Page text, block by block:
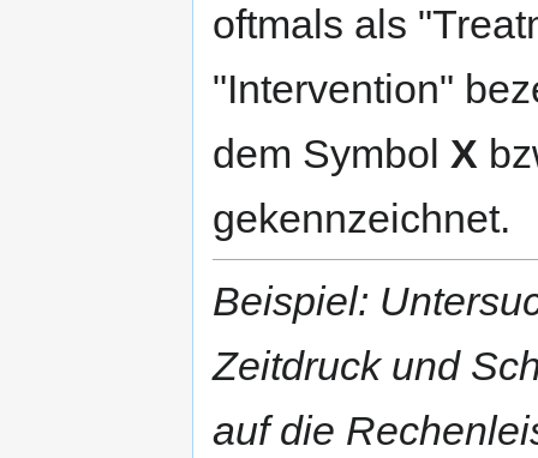
oftmals als
"Intervention"
dem Symbol X
gekennzeichnet.
Beispiel:
Zeitdruck und
auf die